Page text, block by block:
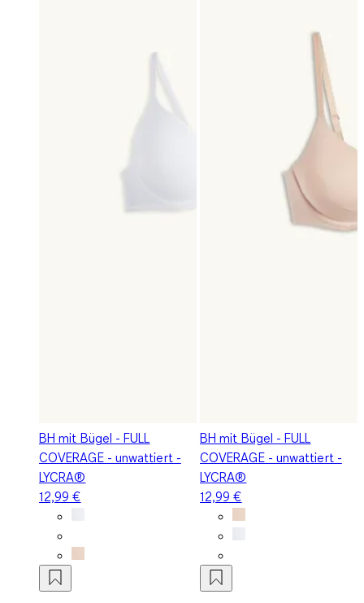
BH mit Bügel - FULL
COVERAGE - unwattiert -
LYCRA®
12,99 €
BH mit Bügel - FULL
COVERAGE - unwattiert -
LYCRA®
12,99 €